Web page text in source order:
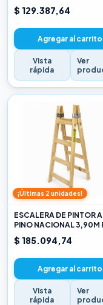
$ 129.387,64
Agregar al carrito
Vista
rápida
Ver
¡Últimas 2 unidades!
ESCALERA DE PINTOR
PINO NACIONAL 3,90M
$ 185.094,74
Agregar al carrito
Vista
rápida
Ver